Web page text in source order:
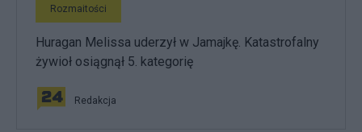
Rozmaitości
Huragan Melissa uderzył w Jamajkę. Katastrofalny
żywioł osiągnął 5. kategorię
Redakcja